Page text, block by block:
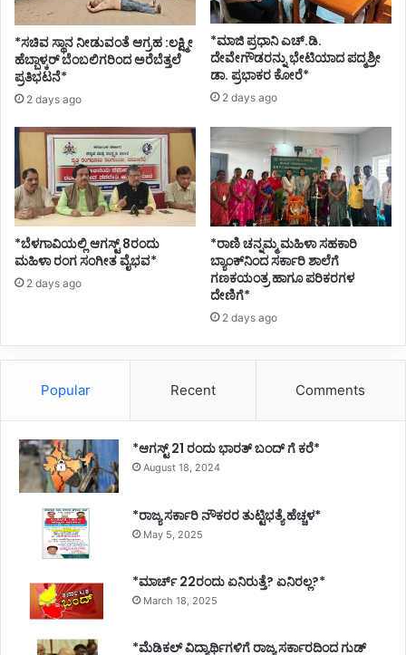
*ಸಚಿವ ಸ್ಥಾನ ನೀಡುವಂತೆ ಆಗ್ರಹ :ಲಕ್ಷ್ಮೀ
ಹೆಬ್ಬಾಳ್ಕರ್ ಬೆಂಬಲಿಗರಿಂದ ಅರೆಬೆತ್ತಲೆ
ಪ್ರತಿಭಟನೆ*
2 days ago
*ಮಾಜಿ ಪ್ರಧಾನಿ ಎಚ್.ಡಿ.
ದೇವೇಗೌಡರನ್ನು ಭೇಟಿಯಾದ ಪದ್ಮಶ್ರೀ
ಡಾ. ಪ್ರಭಾಕರ ಕೋರೆ*
2 days ago
*ಬೆಳಗಾವಿಯಲ್ಲಿ ಆಗಸ್ಟ್ 8ರಂದು
ಮಹಿಳಾ ರಂಗ ಸಂಗೀತ ವೈಭವ*
2 days ago
*ರಾಣಿ ಚನ್ನಮ್ಮ ಮಹಿಳಾ ಸಹಕಾರಿ
ಬ್ಯಾಂಕ್‌ನಿಂದ ಸರ್ಕಾರಿ ಶಾಲೆಗೆ
ಗಣಕಯಂತ್ರ ಹಾಗೂ ಪರಿಕರಗಳ
ದೇಣಿಗೆ*
2 days ago
Popular Recent Comments
*ಆಗಸ್ಟ್ 21 ರಂದು ಭಾರತ್‌ ಬಂದ್‌ ಗೆ ಕರೆ*
August 18, 2024
*ರಾಜ್ಯ ಸರ್ಕಾರಿ ನೌಕರರ ತುಟ್ಟಿಭತ್ಯೆ ಹೆಚ್ಚಳ*
May 5, 2025
*ಮಾರ್ಚ್ 22ರಂದು ಏನಿರುತ್ತೆ? ಏನಿರಲ್ಲ?*
March 18, 2025
*ಮೆಡಿಕಲ್ ವಿದ್ಯಾರ್ಥಿಗಳಿಗೆ ರಾಜ್ಯ ಸರ್ಕಾರದಿಂದ ಗುಡ್